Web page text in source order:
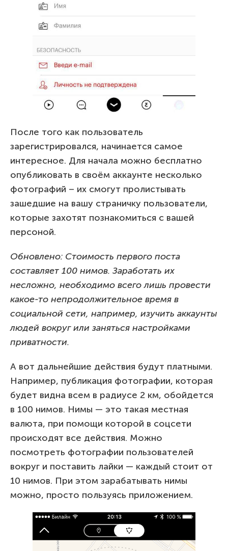
После того как пользователь
зарегистрировался, начинается самое
интересное. Для начала можно бесплатно
опубликовать в своём аккаунте несколько
фотографий – их смогут пролистывать
зашедшие на вашу страничку пользователи,
которые захотят познакомиться с вашей
персоной.
Обновлено: Стоимость первого поста
составляет 100 нимов. Заработать их
несложно, необходимо всего лишь провести
какое-то непродолжительное время в
социальной сети, например, изучить аккаунты
людей вокруг или заняться настройками
приватности.
А вот дальнейшие действия будут платными.
Например, публикация фотографии, которая
будет видна всем в радиусе 2 км, обойдется
в 100 нимов. Нимы — это такая местная
валюта, при помощи которой в соцсети
происходят все действия. Можно
посмотреть фотографии пользователей
вокруг и поставить лайки — каждый стоит от
10 нимов. При этом зарабатывать нимы
можно, просто пользуясь приложением.